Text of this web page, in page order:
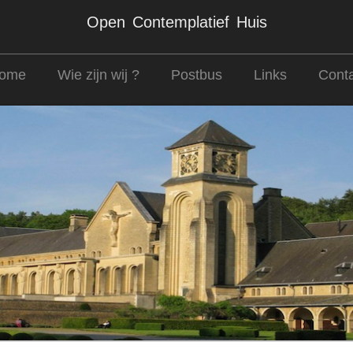
Open Contemplatief Huis
Wie zijn wij ? Postbus Links